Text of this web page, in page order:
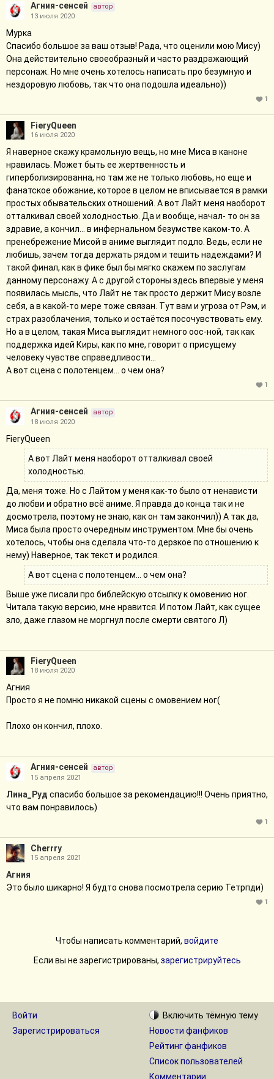
Агния-сенсей
автор
13 июля 2020
Муркa
Спасибо большое за ваш отзыв! Рада, что оценили мою Мису)
Она действительно своеобразный и часто раздражающий
персонаж. Но мне очень хотелось написать про безумную и
нездоровую любовь, так что она подошла идеально))
1
FieryQueen
16 июля 2020
Я наверное скажу крамольную вещь, но мне Миса в каноне
нравилась. Может быть ее жертвенность и
гиперболизированна, но там же не только любовь, но еще и
фанатское обожание, которое в целом не вписывается в рамки
простых обывательских отношений. А вот Лайт меня наоборот
отталкивал своей холодностью. Да и вообще, начал- то он за
здравие, а кончил... в инфернальном безумстве каком-то. А
пренебрежение Мисой в аниме выглядит подло. Ведь, если не
любишь, зачем тогда держать рядом и тешить надеждами? И
такой финал, как в фике был бы мягко скажем по заслугам
данному персонажу. А с другой стороны здесь впервые у меня
появилась мысль, что Лайт не так просто держит Мису возле
себя, а в какой-то мере тоже связан. Тут вам и угроза от Рэм, и
страх разоблачения, только и остаётся посочувствовать ему.
Но а в целом, такая Миса выглядит немного оос-ной, так как
поддержка идей Киры, как по мне, говорит о присущему
человеку чувстве справедливости...
А вот сцена с полотенцем... о чем она?
1
Агния-сенсей
автор
18 июля 2020
FieryQueen
А вот Лайт меня наоборот отталкивал своей
холодностью.
Да, меня тоже. Но с Лайтом у меня как-то было от ненависти
до любви и обратно всё аниме. Я правда до конца так и не
досмотрела, поэтому не знаю, как он там закончил)) А так да,
Миса была просто очередным инструментом. Мне бы очень
хотелось, чтобы она сделала что-то дерзкое по отношению к
нему) Наверное, так текст и родился.
А вот сцена с полотенцем... о чем она?
Выше уже писали про библейскую отсылку к омовению ног.
Читала такую версию, мне нравится. И потом Лайт, как сущее
зло, даже глазом не моргнул после смерти святого Л)
FieryQueen
18 июля 2020
Агния
Просто я не помню никакой сцены с омовением ног(
Плохо он кончил, плохо.
Агния-сенсей
автор
15 апреля 2021
Лина_Руд спасибо большое за рекомендацию!!! Очень приятно,
что вам понравилось)
1
Cherrry
15 апреля 2021
Агния
Это было шикарно! Я будто снова посмотрела серию Тетрпди)
1
Чтобы написать комментарий, войдите
Если вы не зарегистрированы, зарегистрируйтесь
Войти
Зарегистрироваться
Включить тёмную тему
Новости фанфиков
Рейтинг фанфиков
Список пользователей
Комментарии